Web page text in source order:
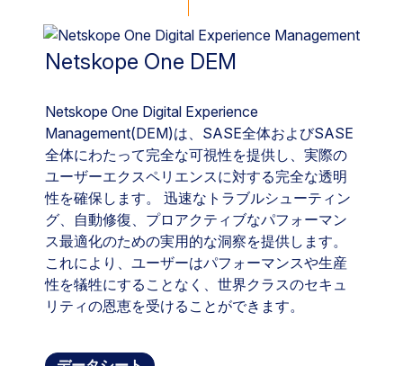
Netskope One DEM
Netskope One Digital Experience
Management(DEM)は、SASE全体およびSASE
全体にわたって完全な可視性を提供し、実際の
ユーザーエクスペリエンスに対する完全な透明
性を確保します。 迅速なトラブルシューティン
グ、自動修復、プロアクティブなパフォーマン
ス最適化のための実用的な洞察を提供します。
これにより、ユーザーはパフォーマンスや生産
性を犠牲にすることなく、世界クラスのセキュ
リティの恩恵を受けることができます。